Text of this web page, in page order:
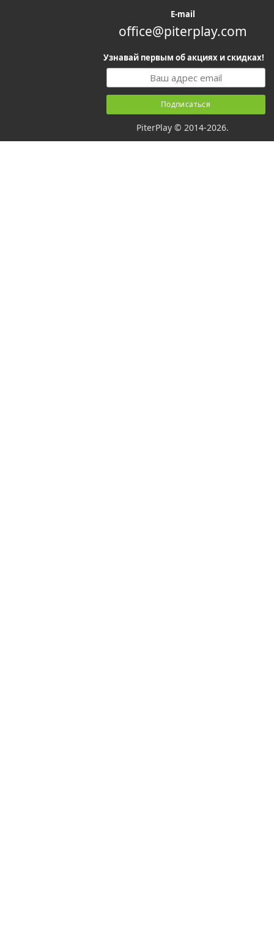
E-mail
office@piterplay.com
Узнавай первым об акциях и скидках!
PiterPlay © 2014-2026.